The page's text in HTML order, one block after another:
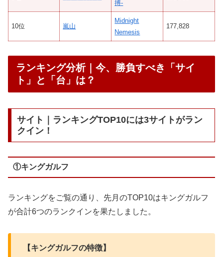
搏-
10位 嵐山
Midnight
Nemesis
177,828
ランキング分析｜今、勝負すべき「サイ
ト」と「台」は？
サイト｜ランキングTOP10には3サイトがラン
クイン！
①キングガルフ
ランキングをご覧の通り、先月のTOP10はキングガルフ
が合計6つのランクインを果たしました。
【キングガルフの特徴】